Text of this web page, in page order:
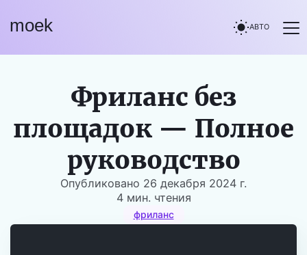
moek АВТО
Фриланс без
площадок — Полное
руководство
Опубликовано 26 декабря 2024 г.
4 мин. чтения
фриланс